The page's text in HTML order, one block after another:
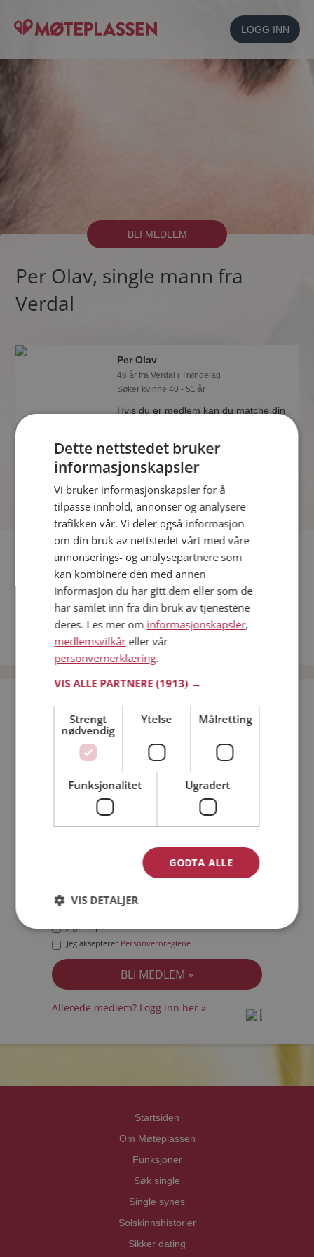
LOGG INN
BLI MEDLEM
Per Olav, single mann fra
Verdal
Per Olav
46 år fra Verdal i Trøndelag
Søker kvinne 40 - 51 år
Hvis du er medlem kan du matche din
dere sammen som hånd i hanske?
Fler single
Flere singlemenn fra Verdal:Owen,Meg,Stig
Kvinner fra Verdal
Date kvinner i Norge
Date menn i Norge
Bli medlem gratis!
Jeg er en: Mann Kvinne
Min alder:
Jeg akseptererMedlemsvilkårene
Jeg aksepterer Personvernreglene
Allerede medlem? Logg inn her »
Startsiden
Om Møteplassen
Funksjoner
Søk single
Single synes
Solskinnshistorier
Sikker dating
Dette nettstedet bruker
informasjonskapsler
Vi bruker informasjonskapsler for å
tilpasse innhold, annonser og analysere
trafikken vår. Vi deler også informasjon
om din bruk av nettstedet vårt med våre
annonserings- og analysepartnere som
kan kombinere den med annen
informasjon du har gitt dem eller som de
har samlet inn fra din bruk av tjenestene
deres. Les mer om informasjonskapsler,
medlemsvilkåreller vår
personvernerklæring.
VIS ALLE PARTNERE(1913) →
Strengt
nødvendig
Ytelse Målretting
Funksjonalitet Ugradert
GODTA ALLE
VIS DETALJER